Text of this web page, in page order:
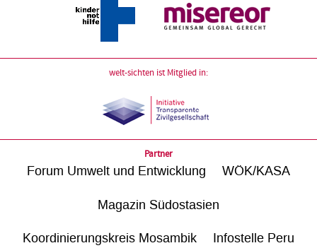
welt-sichten ist Mitglied in:
Partner
Forum Umwelt und Entwicklung WÖK/KASA
Magazin Südostasien
Koordinierungskreis Mosambik Infostelle Peru